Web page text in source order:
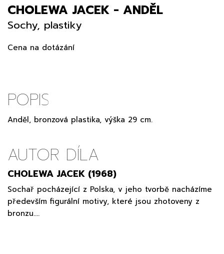
CHOLEWA JACEK - ANDĚL
Sochy, plastiky
Cena na dotázání
POPIS
Anděl, bronzová plastika, výška 29 cm.
AUTOR DÍLA
CHOLEWA JACEK (1968)
Sochař pocházející z Polska, v jeho tvorbě nacházíme
především figurální motivy, které jsou zhotoveny z
bronzu.…